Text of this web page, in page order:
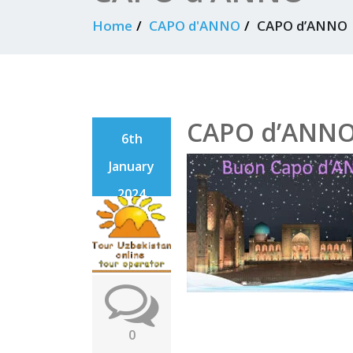
Home CAPO d'ANNO CAPO d’ANNO
6th
January
2024
0
CAPO